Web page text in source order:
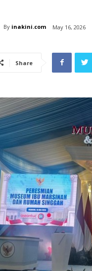
By inakini.com May 16, 2026
Share